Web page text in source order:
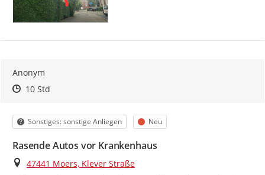
Anonym
Zeitpunkt des Erstellens
Zeitpunkt des Erstellens
10 StdZur Äußerung
Kategorie
Sonstiges: sonstige Anliegen Status
Neu
Rasende Autos vor Krankenhaus
Ort
47441 Moers, Klever Straße